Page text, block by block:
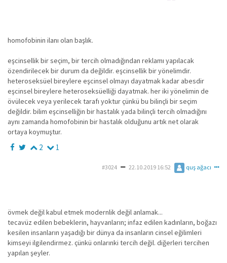
homofobinin ilanı olan başlık.
eşcinsellik bir seçim, bir tercih olmadığından reklamı yapılacak
özendirilecek bir durum da değildir. eşcinsellik bir yönelimdir.
heteroseksüel bireylere eşcinsel olmayı dayatmak kadar abesdir
eşcinsel bireylere heteroseksüelliği dayatmak. her iki yönelimin de
övülecek veya yerilecek tarafı yoktur çünkü bu bilinçli bir seçim
değildir. bilim eşcinselliğin bir hastalık yada bilinçli tercih olmadığını
aynı zamanda homofobinin bir hastalık olduğunu artık net olarak
ortaya koymuştur.
2 1
#3024 22.10.2019 16:52 quş ağacı
övmek değil kabul etmek modernlik değil anlamak...
tecavüz edilen bebeklerin, hayvanların; infaz edilen kadınların, boğazı
kesilen insanların yaşadığı bir dünya da insanların cinsel eğilimleri
kimseyi ilgilendirmez. çünkü onlarınki tercih değil. diğerleri tercihen
yapılan şeyler.